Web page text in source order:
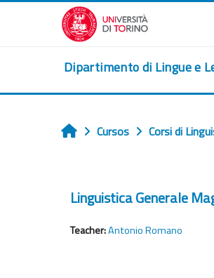
Ves al contingut principal
Dipartimento di Lingue e
Home
Cursos Corsi di
Linguistica Generale
Teacher:Antonio Romano